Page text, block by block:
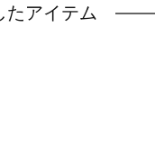
たアイテム